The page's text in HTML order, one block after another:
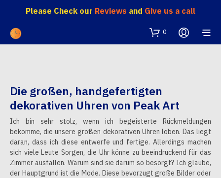
Please Check our Reviews and Give us a call
0
Die großen, handgefertigten
dekorativen Uhren von Peak Art
Ich bin sehr stolz, wenn ich begeisterte Rückmeldungen
bekomme, die unsere großen dekorativen Uhren loben. Das liegt
daran, dass ich diese entwerfe und fertige. Allerdings machen
sich viele Leute Sorgen, die Uhr könne zu beeindruckend für das
Zimmer ausfallen. Warum sind sie darum so besorgt? Ich glaube,
der Hauptgrund ist die Mode. Diese bevorzugt große Bilder oder